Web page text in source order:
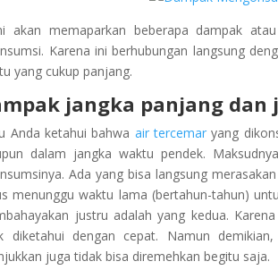
akan memaparkan beberapa dampak
Karena ini berhubungan langsung
yang cukup panjang.
jangka panjang dan
Anda ketahui bahwa air tercemaryang
dalam jangka waktu pendek.
Ada yang bisa langsung
menunggu waktu lama (bertahun-tahun)
justru adalah yang kedua.
diketahui dengan cepat. Namun
juga tidak bisa diremehkan begitu saja.